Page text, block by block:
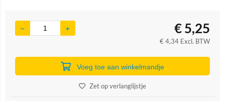
€5,25
€4,34 Excl. BTW
Voeg toe aan winkelmandje
Zet op verlanglijstje